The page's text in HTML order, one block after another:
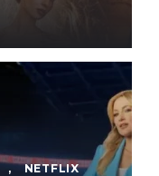
, NETFLIX